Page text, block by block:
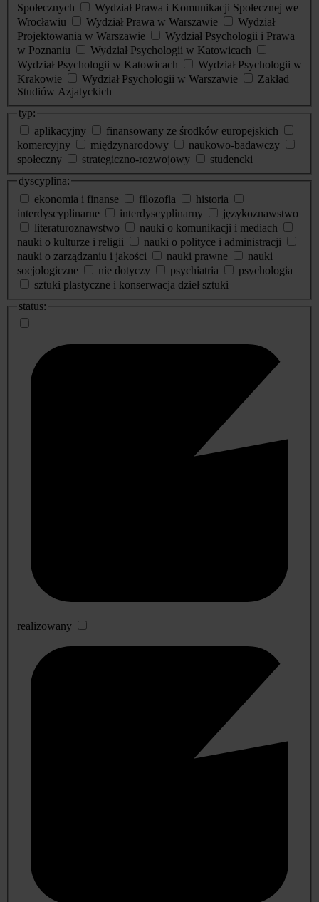
Społecznych
Wydział Prawa i Komunikacji Społecznej we
Wrocławiu
Wydział Prawa w Warszawie
Wydział
Projektowania w Warszawie
Wydział Psychologii i Prawa
w Poznaniu
Wydział Psychologii w Katowicach
Wydział Psychologii w Katowicach
Wydział Psychologii w
Krakowie
Wydział Psychologii w Warszawie
Zakład
Studiów Azjatyckich
typ:
aplikacyjny
finansowany ze środków europejskich
komercyjny
międzynarodowy
naukowo-badawczy
społeczny
strategiczno-rozwojowy
studencki
dyscyplina:
ekonomia i finanse
filozofia
historia
interdyscyplinarne
interdyscyplinarny
językoznawstwo
literaturoznawstwo
nauki o komunikacji i mediach
nauki o kulturze i religii
nauki o polityce i administracji
nauki o zarządzaniu i jakości
nauki prawne
nauki
socjologiczne
nie dotyczy psychiatria
psychologia
sztuki plastyczne i konserwacja dzieł sztuki
status:
realizowany